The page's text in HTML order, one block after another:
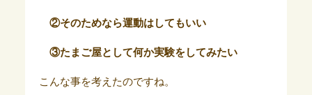
②そのためなら運動はしてもいい
③たまご屋として何か実験をしてみたい
こんな事を考えたのですね。